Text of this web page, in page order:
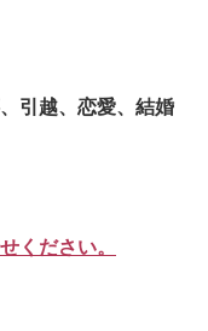
引越、恋愛、結婚
ください。